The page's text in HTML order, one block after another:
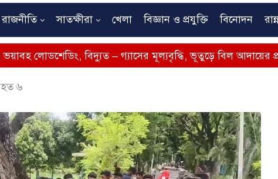
রাজনীতি সাতক্ষীরা খেলা বিজ্ঞান ও প্রযুক্তি বিনোদন
বিদ্যুত – গ্যাসের মূল্যবৃদ্ধি, ভূতুড়ে বিল আদায়ের প্রতিবাদে
৬